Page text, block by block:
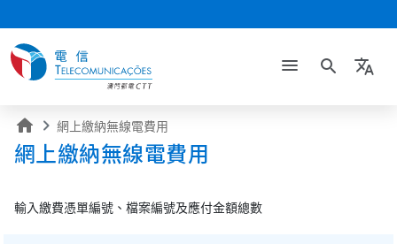
search translate
home 網上繳納無線電費用
網上繳納無線電費用
輸入繳費憑單編號、檔案編號及應付金額總數